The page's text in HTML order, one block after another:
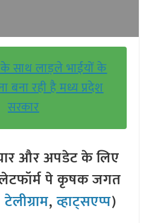
साथ लाड़ले भाईयों के
बना रही है मध्य प्रदेश
सरकार
और अपडेट के लिए
पे कृषक जगत
टेलीग्राम,व्हाट्सएप्प)